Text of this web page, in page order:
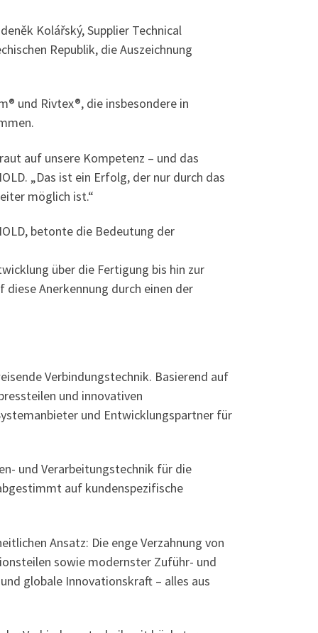
Kolářský, Supplier Technical
Republik, die Auszeichnung
und Rivtex®, die insbesondere in
auf unsere Kompetenz – und das
„Das ist ein Erfolg, der nur durch das
möglich ist.“
betonte die Bedeutung der
über die Fertigung bis hin zur
Anerkennung durch einen der
Verbindungstechnik. Basierend auf
und innovativen
und Entwicklungspartner für
und Verarbeitungstechnik für die
auf kundenspezifische
Ansatz: Die enge Verzahnung von
sowie modernster Zuführ- und
globale Innovationskraft – alles aus